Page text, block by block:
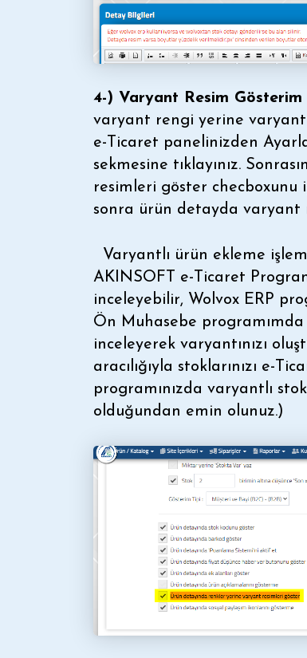
4-) Varyant Resim Gösterim
varyant rengi yerine
e-Ticaret panelinizden
sekmesine tıklayınız.
resimleri göster checboxunu
sonra ürün detayda varyant
Varyantlı ürün ekleme
AKINSOFT e-Ticaret
inceleyebilir, Wolvox ERP
Ön Muhasebe
inceleyerek varyantınızı
aracılığıyla stoklarınızı e-
programınızda varyantlı
olduğundan emin olunuz.)